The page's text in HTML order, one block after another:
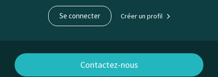
Contactez-nous
Se connecter Créer un profil